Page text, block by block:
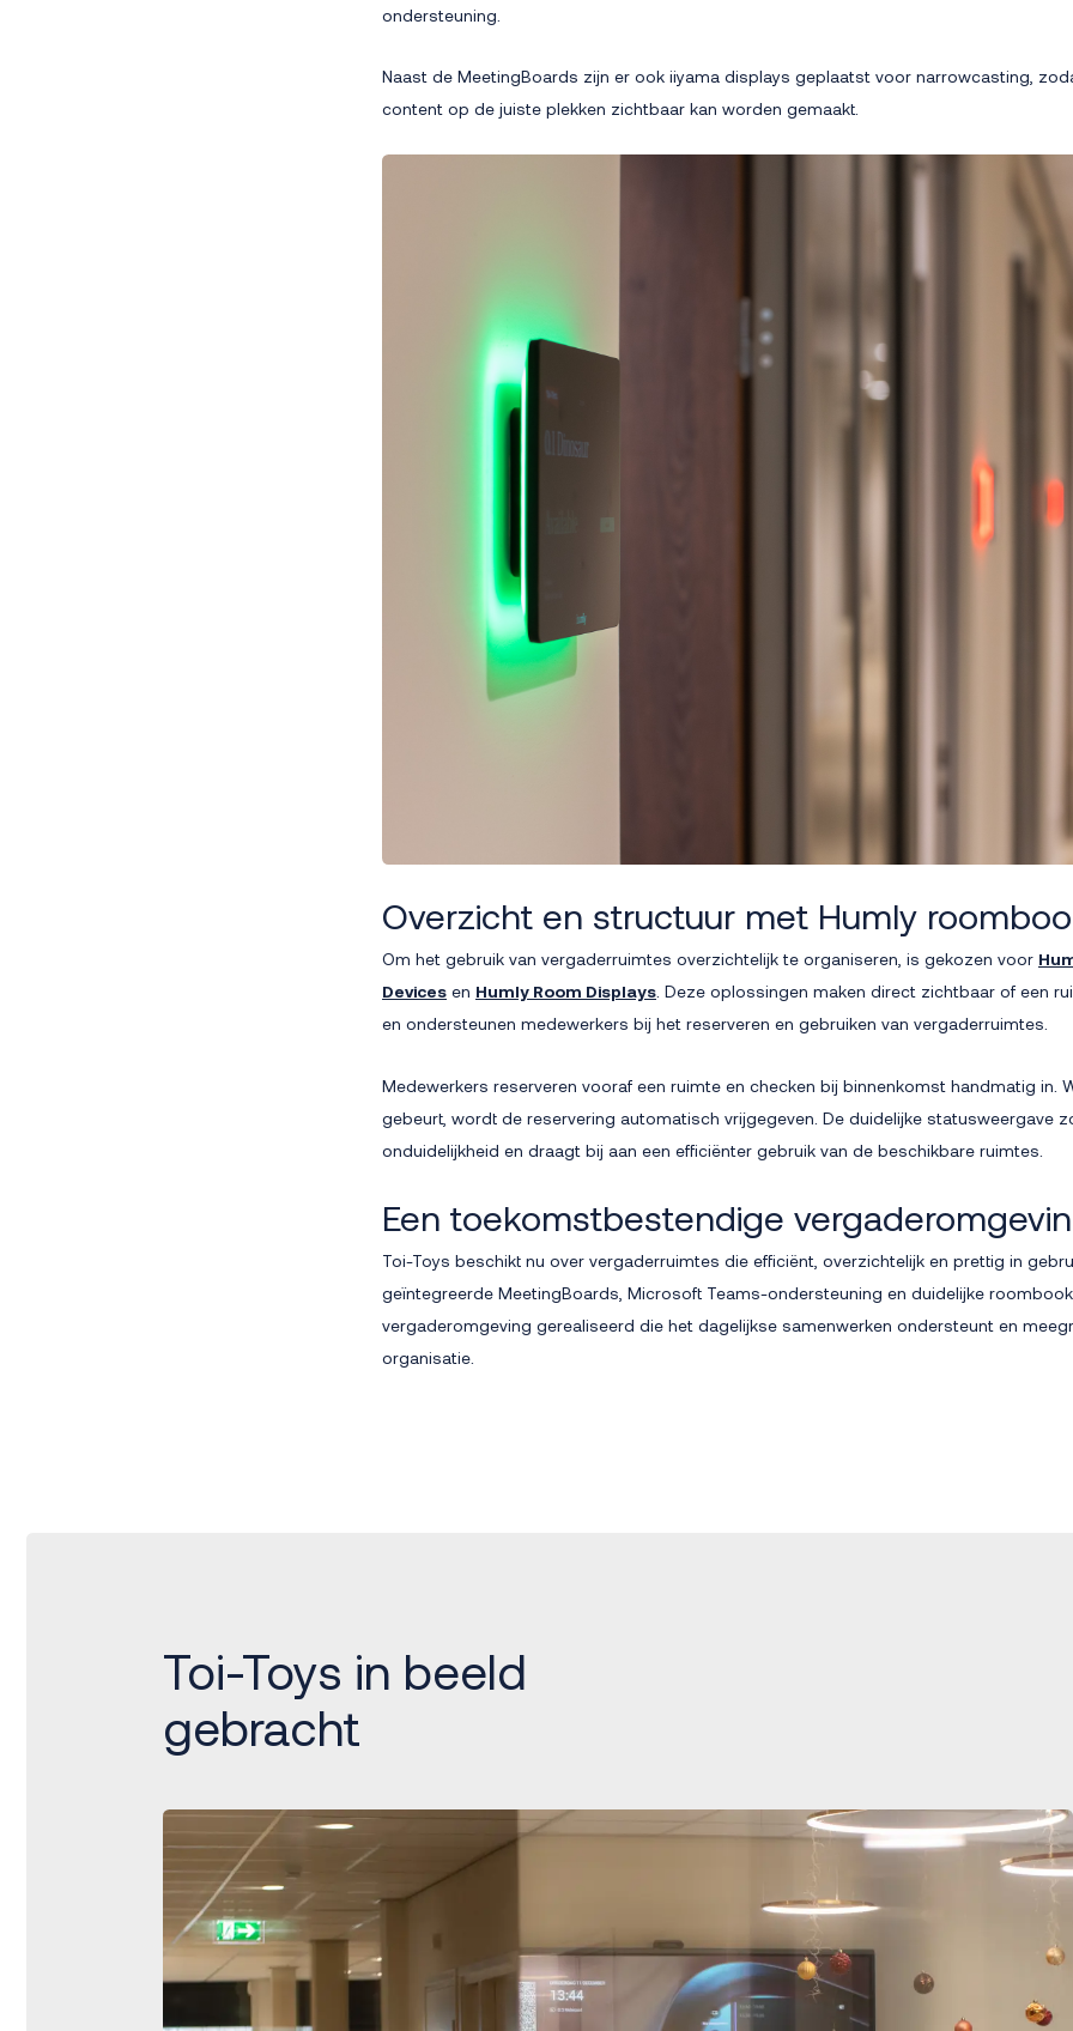
ondersteuning.
Naast de MeetingBoards zijn er ook iiyama displays geplaatst voor narrowcasting,
content op de juiste plekken zichtbaar kan worden gemaakt.
Overzicht en structuur met Humly
Om het gebruik van vergaderruimtes overzichtelijk te organiseren, is gekozen voor
Devices en Humly Room Displays . Deze oplossingen maken direct zichtbaar of een
en ondersteunen medewerkers bij het reserveren en gebruiken van vergaderruimtes.
Medewerkers reserveren vooraf een ruimte en checken bij binnenkomst handmatig in.
gebeurt, wordt de reservering automatisch vrijgegeven. De duidelijke statusweergave
onduidelijkheid en draagt bij aan een efficiënter gebruik van de beschikbare ruimtes.
Een toekomstbestendige
Toi-Toys beschikt nu over vergaderruimtes die efficiënt, overzichtelijk en prettig in
geïntegreerde MeetingBoards, Microsoft Teams-ondersteuning en duidelijke
vergaderomgeving gerealiseerd die het dagelijkse samenwerken ondersteunt en
organisatie.
Toi-Toys in beeld
gebracht